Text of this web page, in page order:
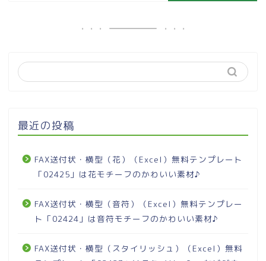
最近の投稿
FAX送付状・横型（花）（Excel）無料テンプレート
「02425」は花モチーフのかわいい素材♪
FAX送付状・横型（音符）（Excel）無料テンプレー
ト「02424」は音符モチーフのかわいい素材♪
FAX送付状・横型（スタイリッシュ）（Excel）無料